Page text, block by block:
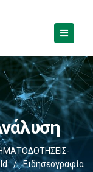
/
Ειδησεογραφία